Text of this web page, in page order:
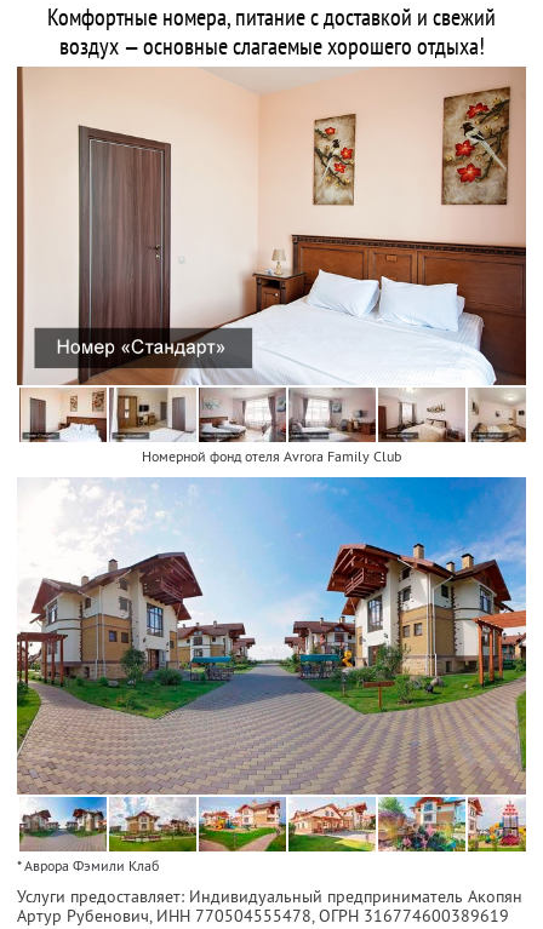
Комфортные номера, питание с доставкой и свежий
воздух — основные слагаемые хорошего отдыха!
Номерной фонд отеля Avrora Family Club
* Аврора Фэмили Клаб
Услуги предоставляет: Индивидуальный предприниматель Акопян
Артур Рубенович, ИНН 770504555478, ОГРН 316774600389619